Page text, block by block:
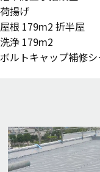
荷揚げ
屋根 179m2 折半屋
洗浄 179m2
ボルトキャップ補修シ